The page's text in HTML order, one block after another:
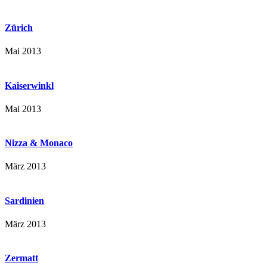
Zürich
Mai 2013
Kaiserwinkl
Mai 2013
Nizza & Monaco
März 2013
Sardinien
März 2013
Zermatt